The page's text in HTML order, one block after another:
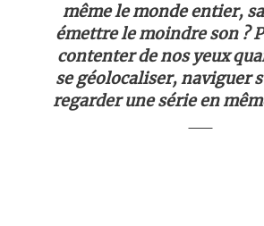
même le monde entier,
émettre le moindre son ?
contenter de nos yeux
se géolocaliser, naviguer
regarder une série en